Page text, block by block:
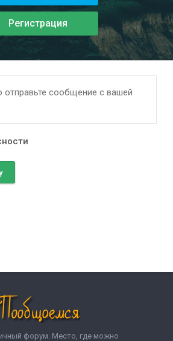
Регистрация
отправьте сообщение с вашей
форум. Место, где можно